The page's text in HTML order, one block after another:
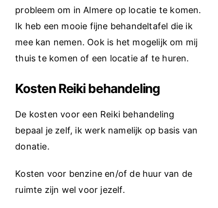
probleem om in Almere op locatie te komen.
Ik heb een mooie fijne behandeltafel die ik
mee kan nemen. Ook is het mogelijk om mij
thuis te komen of een locatie af te huren.
Kosten Reiki behandeling
De kosten voor een Reiki behandeling
bepaal je zelf, ik werk namelijk op basis van
donatie.
Kosten voor benzine en/of de huur van de
ruimte zijn wel voor jezelf.